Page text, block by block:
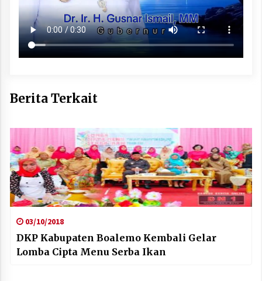
Berita Terkait
03/10/2018
DKP Kabupaten Boalemo Kembali Gelar
Lomba Cipta Menu Serba Ikan